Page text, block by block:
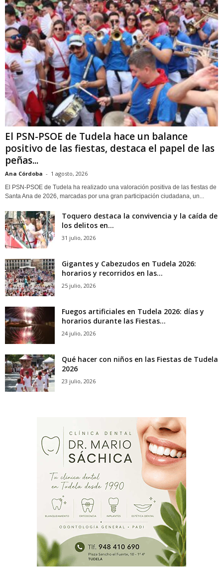
El PSN-PSOE de Tudela hace un balance
positivo de las fiestas, destaca el papel de las
peñas...
Ana Córdoba - 1 agosto, 2026
El PSN-PSOE de Tudela ha realizado una valoración positiva de las fiestas de
Santa Ana de 2026, marcadas por una gran participación ciudadana, un...
Toquero destaca la convivencia y la caída de
los delitos en...
31 julio, 2026
Gigantes y Cabezudos en Tudela 2026:
horarios y recorridos en las...
25 julio, 2026
Fuegos artificiales en Tudela 2026: días y
horarios durante las Fiestas...
24 julio, 2026
Qué hacer con niños en las Fiestas de Tudela
2026
23 julio, 2026